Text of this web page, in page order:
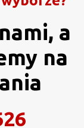
a
na